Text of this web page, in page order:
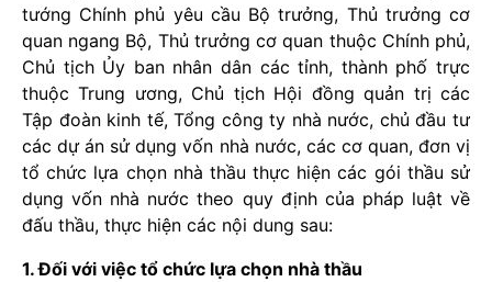
tướng Chính phủ yêu cầu Bộ trưởng, Thủ trưởng cơ
quan ngang Bộ, Thủ trưởng cơ quan thuộc Chính phủ,
Chủ tịch Ủy ban nhân dân các tỉnh, thành phố trực
thuộc Trung ương, Chủ tịch Hội đồng quản trị các
Tập đoàn kinh tế, Tổng công ty nhà nước, chủ đầu tư
các dự án sử dụng vốn nhà nước, các cơ quan, đơn vị
tổ chức lựa chọn nhà thầu thực hiện các gói thầu sử
dụng vốn nhà nước theo quy định của pháp luật về
đấu thầu, thực hiện các nội dung sau:
1. Đối với việc tổ chức lựa chọn nhà thầu